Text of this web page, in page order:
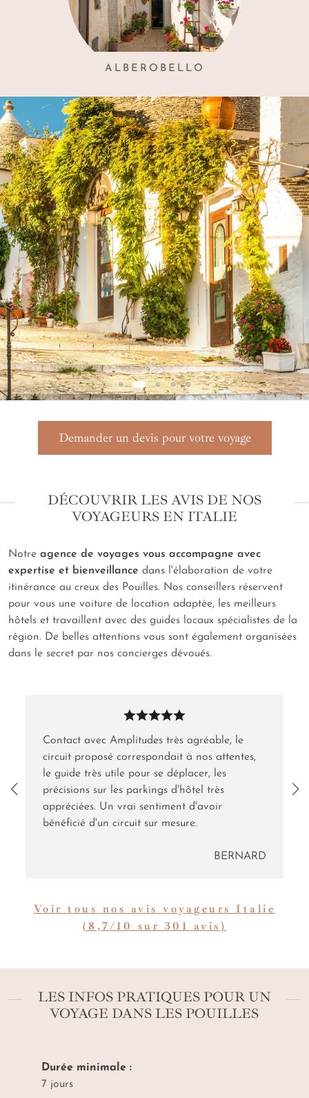
ALBEROBELLO
Demander un devis pour votre voyage
DÉCOUVRIR LES AVIS DE NOS
VOYAGEURS EN ITALIE
Notre agence de voyages vous accompagne avec
expertise et bienveillance dans l'élaboration de votre
itinérance au creux des Pouilles. Nos conseillers réservent
pour vous une voiture de location adaptée, les meilleurs
hôtels et travaillent avec des guides locaux spécialistes de la
région. De belles attentions vous sont également organisées
dans le secret par nos concierges dévoués.
Contact avec Amplitudes très agréable, le
circuit proposé correspondait à nos attentes,
le guide très utile pour se déplacer, les
précisions sur les parkings d'hôtel très
appréciées. Un vrai sentiment d'avoir
bénéficié d'un circuit sur mesure.
BERNARD
Voir tous nos avis voyageurs Italie
(8,7/10 sur 301 avis)
LES INFOS PRATIQUES POUR UN
VOYAGE DANS LES POUILLES
Durée minimale :
7 jours